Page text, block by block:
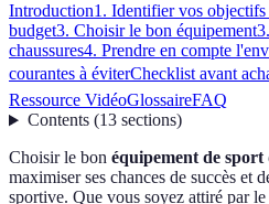
Introduction1. Identifier vos
budget3. Choisir le bon équipement
chaussures4. Prendre en compte
courantes à éviterChecklist avant
Ressource VidéoGlossaireFAQ
Contents(13 sections)
Choisir le bon équipement de sport
maximiser ses chances de succès et
sportive. Que vous soyez attiré par